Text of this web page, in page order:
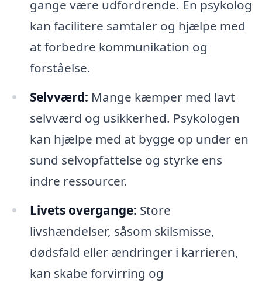
gange være udfordrende. En psykolog
kan facilitere samtaler og hjælpe med
at forbedre kommunikation og
forståelse.
Selvværd: Mange kæmper med lavt
selvværd og usikkerhed. Psykologen
kan hjælpe med at bygge op under en
sund selvopfattelse og styrke ens
indre ressourcer.
Livets overgange: Store
livshændelser, såsom skilsmisse,
dødsfald eller ændringer i karrieren,
kan skabe forvirring og